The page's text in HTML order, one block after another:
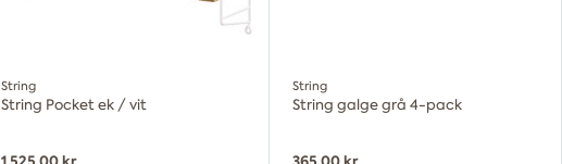
String
String Pocket ek / vit
String
String galge grå 4-pack